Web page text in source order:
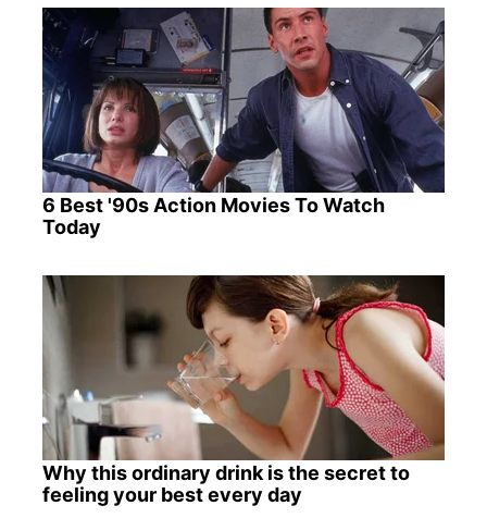
6 Best '90s Action Movies To Watch
Today
Why this ordinary drink is the secret to
feeling your best every day